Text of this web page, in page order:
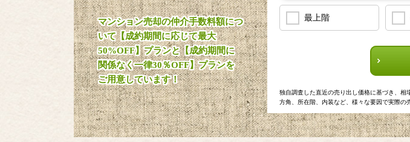
マンション売却の仲介手数料額につ
いて【成約期間に応じて最大
50%OFF】プランと【成約期間に
関係なく一律30％OFF】プランを
ご用意しています！
最上階
独自調査した直近の売り出し価格に基づき、相
方角、所在階、内装など、様々な要因で実際の